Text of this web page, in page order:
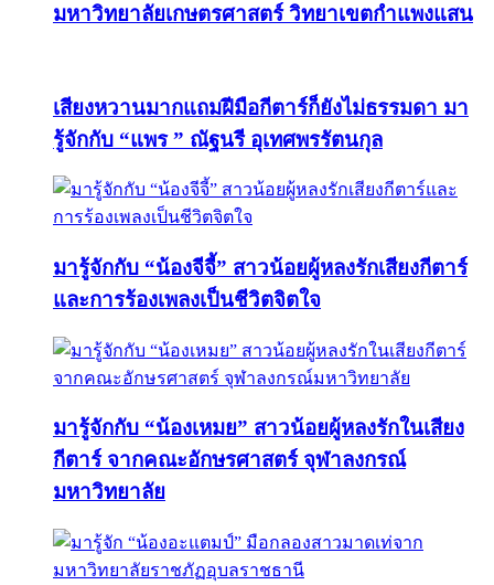
มหาวิทยาลัยเกษตรศาสตร์ วิทยาเขตกำแพงแสน
เสียงหวานมากแถมฝีมือกีตาร์ก็ยังไม่ธรรมดา มา
รู้จักกับ “แพร ” ณัฐนรี อุเทศพรรัตนกุล
มารู้จักกับ “น้องจีจี้” สาวน้อยผู้หลงรักเสียงกีตาร์
และการร้องเพลงเป็นชีวิตจิตใจ
มารู้จักกับ “น้องเหมย” สาวน้อยผู้หลงรักในเสียง
กีตาร์ จากคณะอักษรศาสตร์ จุฬาลงกรณ์
มหาวิทยาลัย